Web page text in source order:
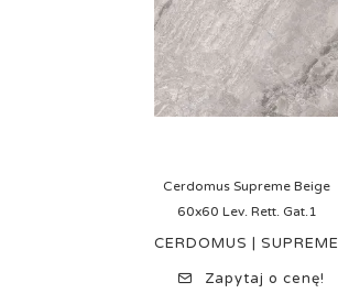
Cerdomus Supreme Beige
60x60 Lev. Rett. Gat.1
CERDOMUS | SUPREME
Zapytaj o cenę!